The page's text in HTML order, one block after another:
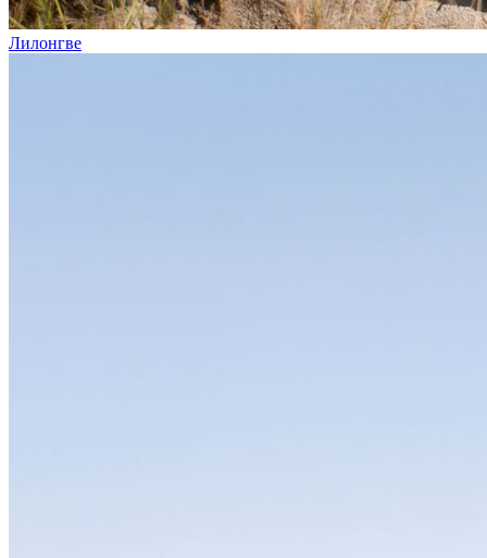
Лилонгве